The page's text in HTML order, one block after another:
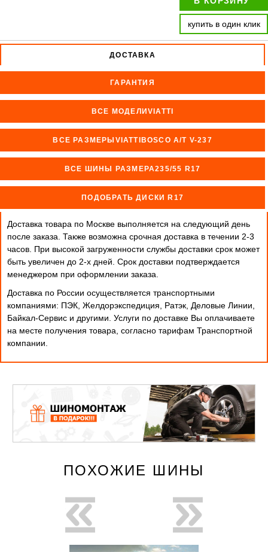
купить в один клик
ДОСТАВКА
ГАРАНТИЯ
ВСЕ МОДЕЛИVIATTI
ВСЕ РАЗМЕРЫVIATTIBOSCO A/T V-237
ВСЕ ШИНЫ РАЗМЕРА235/55 R17
ПОДОБРАТЬ ДИСКИ R17
Доставка товара по Москве выполняется на следующий день
после заказа. Также возможна срочная доставка в течении 2-3
часов. При высокой загруженности службы доставки срок может
быть увеличен до 2-х дней. Cрок доставки подтверждается
менеджером при оформлении заказа.
Доставка по России осуществляется транспортными
компаниями: ПЭК, Желдорэкспедиция, Ратэк, Деловые Линии,
Байкал-Сервис и другими. Услуги по доставке Вы оплачиваете
на месте получения товара, согласно тарифам Транспортной
компании.
ПОХОЖИЕ ШИНЫ